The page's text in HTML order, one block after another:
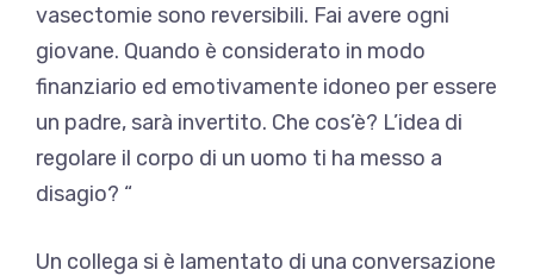
vasectomie sono reversibili. Fai avere ogni
giovane. Quando è considerato in modo
finanziario ed emotivamente idoneo per essere
un padre, sarà invertito. Che cos’è? L’idea di
regolare il corpo di un uomo ti ha messo a
disagio? “
Un collega si è lamentato di una conversazione